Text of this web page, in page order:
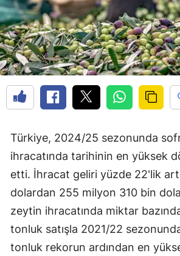
Türkiye, 2024/25 sezonunda
ihracatında tarihinin en yüksek
etti. İhracat geliri yüzde 22'lik
dolardan 255 milyon 310 bin
zeytin ihracatında miktar
tonluk satışla 2021/22
tonluk rekorun ardından en